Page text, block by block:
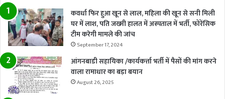
कवर्धा फिर हुआ खून से लाल, महिला की खून से सनी मिली
घर में लाश, पति जख्मी हालत में अस्पताल में भर्ती, फोरेंसिक
टीम करेगी मामले की जांच
September 17, 2024
आंगनबाडी सहायिका /कार्यकर्त्ता भर्ती में पैसों की मांग करने
वाला रामाधार का बड़ा बयान
August 26, 2025